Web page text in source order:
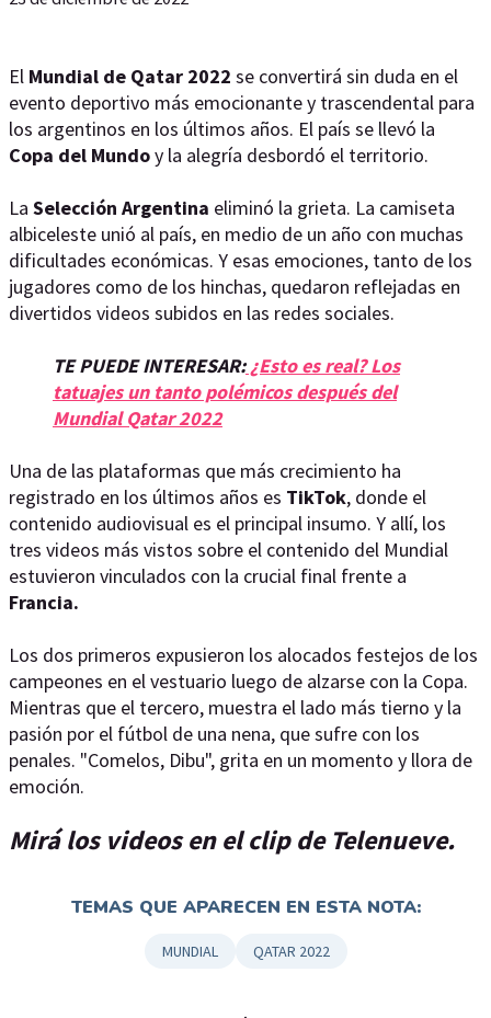
El Mundial de Qatar 2022 se convertirá sin duda en el
evento deportivo más emocionante y trascendental para
los argentinos en los últimos años. El país se llevó la
Copa del Mundoy la alegría desbordó el territorio.
La Selección Argentina eliminó la grieta. La camiseta
albiceleste unió al país, en medio de un año con muchas
dificultades económicas. Y esas emociones, tanto de los
jugadores como de los hinchas, quedaron reflejadas en
divertidos videos subidos en las redes sociales.
TE PUEDE INTERESAR:¿Esto es real? Los
tatuajes un tanto polémicos después del
Mundial Qatar 2022
Una de las plataformas que más crecimiento ha
registrado en los últimos años es TikTok, donde el
contenido audiovisual es el principal insumo. Y allí, los
tres videos más vistos sobre el contenido del Mundial
estuvieron vinculados con la crucial final frente a
Francia.
Los dos primeros expusieron los alocados festejos de los
campeones en el vestuario luego de alzarse con la Copa.
Mientras que el tercero, muestra el lado más tierno y la
pasión por el fútbol de una nena, que sufre con los
penales. "Comelos, Dibu", grita en un momento y llora de
emoción.
Mirá los videos en el clip de Telenueve.
TEMAS QUE APARECEN EN ESTA NOTA:
MUNDIAL QATAR 2022